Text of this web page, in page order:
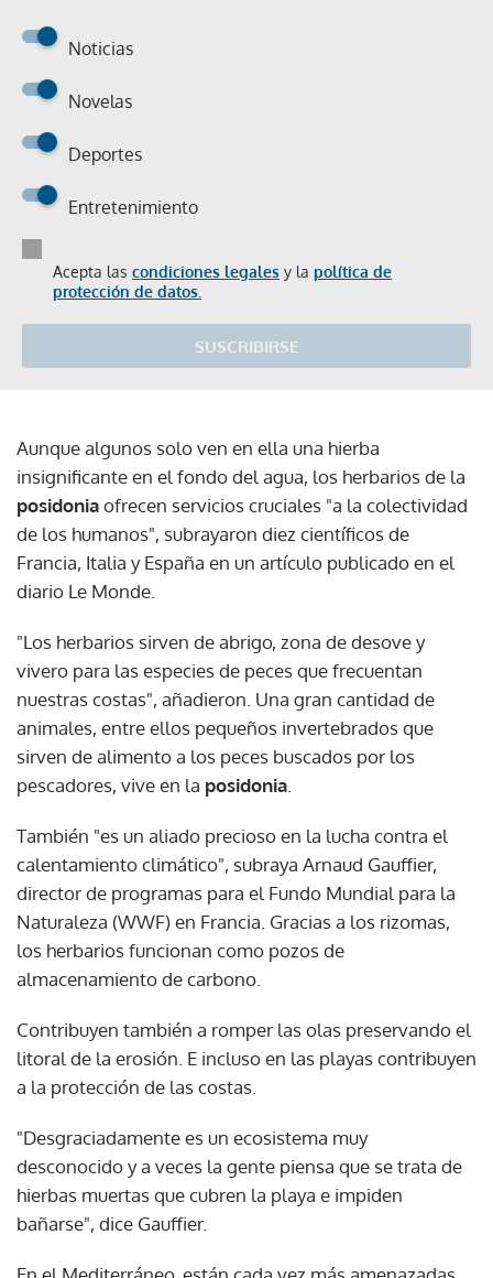
Noticias
Novelas
Deportes
Entretenimiento
Acepta las condiciones legales y la política de
protección de datos.
SUSCRIBIRSE
Aunque algunos solo ven en ella una hierba
insignificante en el fondo del agua, los herbarios de la
posidoniaofrecen servicios cruciales "a la colectividad
de los humanos", subrayaron diez científicos de
Francia, Italia y España en un artículo publicado en el
diario Le Monde.
"Los herbarios sirven de abrigo, zona de desove y
vivero para las especies de peces que frecuentan
nuestras costas", añadieron. Una gran cantidad de
animales, entre ellos pequeños invertebrados que
sirven de alimento a los peces buscados por los
pescadores, vive en la posidonia
También "es un aliado precioso en la lucha contra el
calentamiento climático", subraya Arnaud Gauffier,
director de programas para el Fundo Mundial para la
Naturaleza (WWF) en Francia. Gracias a los rizomas,
los herbarios funcionan como pozos de
almacenamiento de carbono.
Contribuyen también a romper las olas preservando el
litoral de la erosión. E incluso en las playas contribuyen
a la protección de las costas.
"Desgraciadamente es un ecosistema muy
desconocido y a veces la gente piensa que se trata de
hierbas muertas que cubren la playa e impiden
bañarse", dice Gauffier.